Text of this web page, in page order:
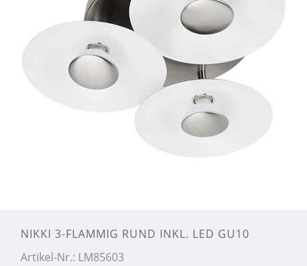
NIKKI 3-FLAMMIG RUND INKL. LED GU10
Artikel-Nr.: LM85603